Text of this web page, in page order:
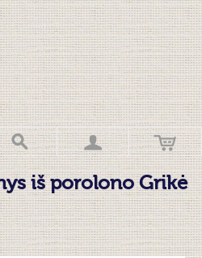
iš porolono Grikė